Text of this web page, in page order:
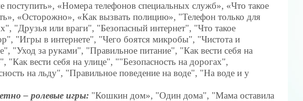
поступить», «Номера телефонов специальных служб», «Что такое
«Осторожно», «Как вызвать полицию», "Телефон только для
"Друзья или враги", "Безопасный интернет", "Что такое
"Игры в интернете", "Чего боятся микробы", "Чистота и
"Уход за руками", "Правильное питание", "Как вести себя на
"Как вести себя на улице", ""Безопасность на дорогах",
на льду", "Правильное поведение на воде", "На воде и у
– ролевые игры: "Кошкин дом», "Один дома", "Мама оставила